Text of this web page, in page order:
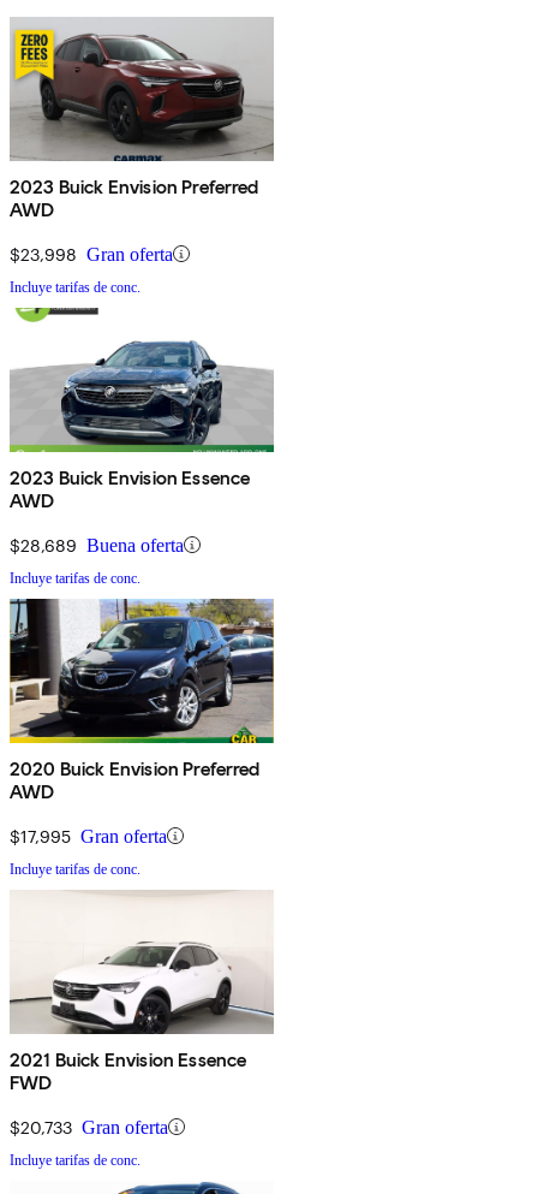
2023 Buick Envision Preferred
AWD
$23,998 Gran oferta
Incluye tarifas de conc.
2023 Buick Envision Essence
AWD
$28,689 Buena oferta
Incluye tarifas de conc.
2020 Buick Envision Preferred
AWD
$17,995 Gran oferta
Incluye tarifas de conc.
2021 Buick Envision Essence
FWD
$20,733 Gran oferta
Incluye tarifas de conc.